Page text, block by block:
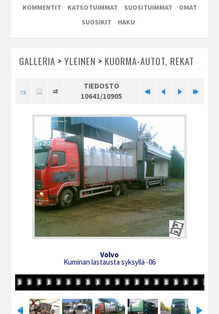
KOMMENTIT
KATSOTUIMMAT SUOSITUIMMAT
OMAT
SUOSIKIT
HAKU
GALLERIA > YLEINEN > KUORMA-AUTOT, REKAT
TIEDOSTO
10641/10905
Volvo
Kuminan lastausta syksyllä -06